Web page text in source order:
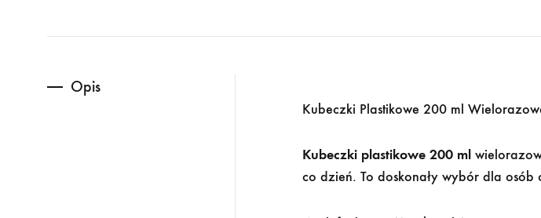
Opis
Kubeczki Plastikowe 200 ml
Kubeczki plastikowe 200 ml
co dzień. To doskonały wybór dla osób